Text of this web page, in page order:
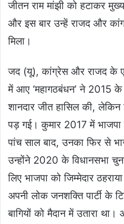
जीतन राम मांझी को हटाकर
और इस बार उन्हें राजद और
मिला।
जद (यू), कांग्रेस और राजद के
में आए ‘महागठबंधन’ ने 2015 के
शानदार जीत हासिल की, लेकिन
पड़ गई। कुमार 2017 में
पांच साल बाद, उनका फिर से
उन्होंने 2020 के विधानसभा
लिए भाजपा को जिम्मेदार
अपनी लोक जनशक्ति पार्टी के
बागियों को मैदान में उतारा